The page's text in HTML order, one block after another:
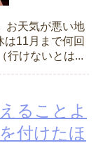
お天気が悪い地
11月まで何回
行けないとは...
ることよ
付けたほ